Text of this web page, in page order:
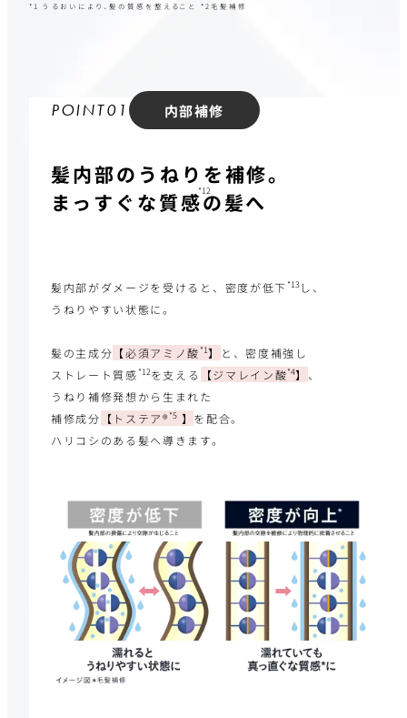
*1 うるおいにより、髪の質感を整えること *2毛髪補修
POINT0 1 内部補修
髪内部のうねりを補修。
まっすぐな質感*12
の髪へ
髪内部がダメージを受けると、密度が低下 *13し、
うねりやすい状態に。
髪の主成分 【必須アミノ酸 *1】 と、密度補強し
ストレート質感 *12を支える 【ジマレイン酸*4】 、
うねり補修発想から生まれた
補修成分 【トステア® *5】 を配合。
ハリコシのある髪へ導きます。